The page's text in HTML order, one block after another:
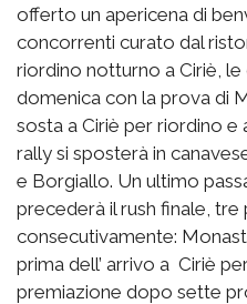
offerto un apericena di
concorrenti curato dal
riordino notturno a Ciriè,
domenica con la prova di
sosta a Ciriè per riordino e
rally si sposterà in
e Borgiallo. Un ultimo
precederà il rush finale,
consecutivamente:
prima dell’ arrivo a Ciriè
premiazione dopo sette